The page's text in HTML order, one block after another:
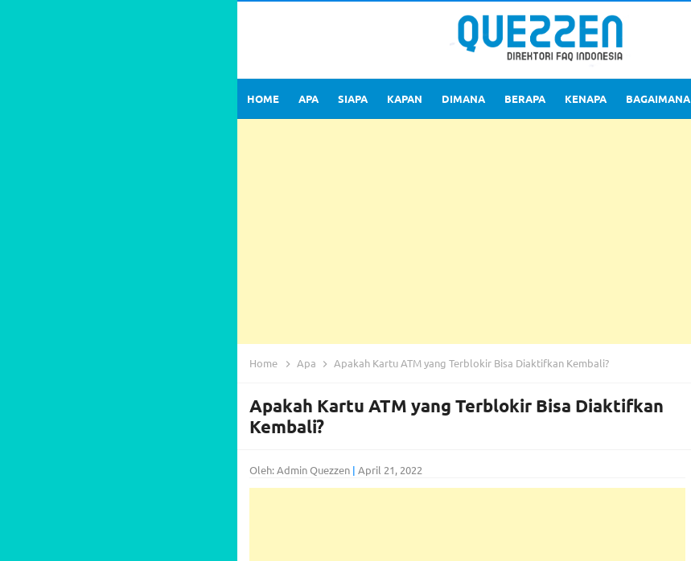
HOME APA SIAPA KAPAN DIMANA BERAPA KENAPA BAGAIMANA
Home Apa Apakah Kartu ATM yang Terblokir Bisa Diaktifkan Kembali?
Apakah Kartu ATM yang Terblokir Bisa Diaktifkan
Kembali?
Oleh: Admin Quezzen| April 21, 2022